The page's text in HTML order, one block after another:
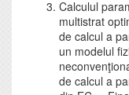
Calculul
multistrat
de calcul a
un modelul
de calcul a